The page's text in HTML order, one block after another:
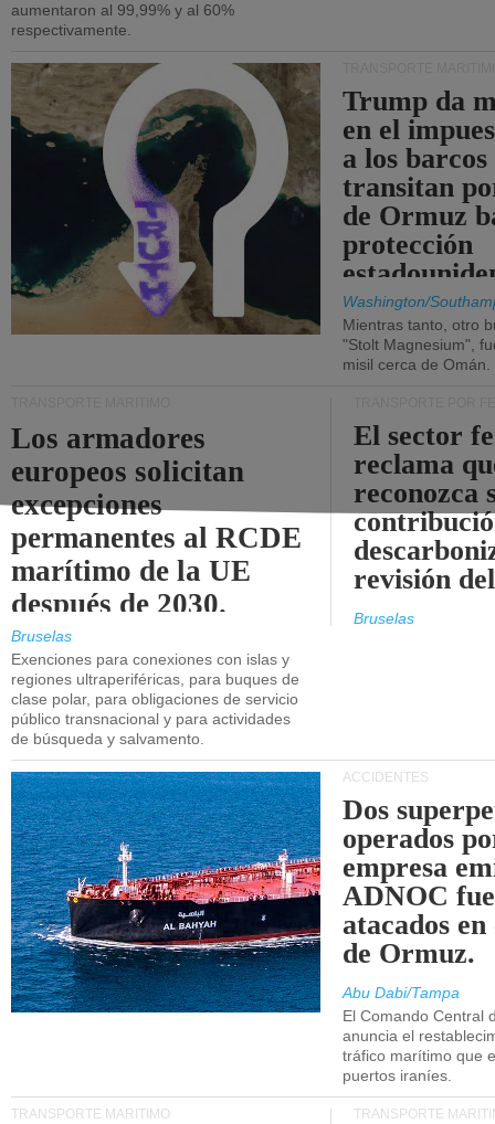
aumentaron al 99,99% y al 60%
respectivamente.
Trump da
en el
a los barcos
transitan
de Ormuz
protección
Washington/
Mientras tanto, otro
"Stolt Magnesium",
misil cerca de Omán.
Los armadores
europeos solicitan
excepciones
permanentes al RCDE
marítimo de la UE
después de 2030.
Bruselas
Exenciones para conexiones con islas y
regiones ultraperiféricas, para buques de
clase polar, para obligaciones de servicio
público transnacional y para actividades
de búsqueda y salvamento.
El sector
reclama
reconozca
revisión
Bruselas
ACCIDENTES
Dos
operados
empresa
ADNOC
atacados
de Ormuz.
Abu Dabi/Tampa
El Comando Central
anuncia el
tráfico marítimo que
puertos iraníes.
TRANSPORTE MARÍTIMO TRANSPORTE